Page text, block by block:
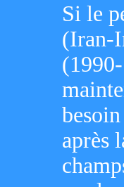
Si le
(Iran-
après